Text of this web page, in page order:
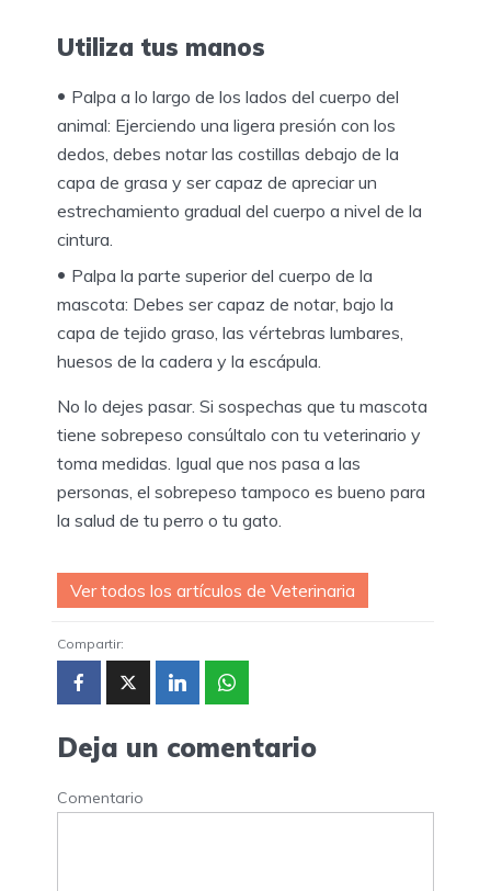
Utiliza tus manos
Palpa a lo largo de los lados del cuerpo del
animal: Ejerciendo una ligera presión con los
dedos, debes notar las costillas debajo de la
capa de grasa y ser capaz de apreciar un
estrechamiento gradual del cuerpo a nivel de la
cintura.
Palpa la parte superior del cuerpo de la
mascota: Debes ser capaz de notar, bajo la
capa de tejido graso, las vértebras lumbares,
huesos de la cadera y la escápula.
No lo dejes pasar. Si sospechas que tu mascota
tiene sobrepeso consúltalo con tu veterinario y
toma medidas. Igual que nos pasa a las
personas, el sobrepeso tampoco es bueno para
la salud de tu perro o tu gato.
Ver todos los artículos de Veterinaria
Compartir:
Deja un comentario
Comentario